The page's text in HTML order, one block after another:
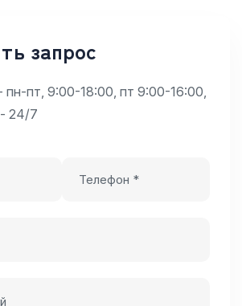
запрос
пт, 9:00-18:00, пт 9:00-16:00,
24/7